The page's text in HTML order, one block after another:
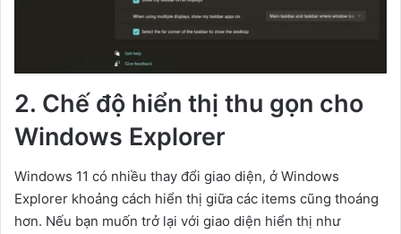
2. Chế độ hiển thị thu gọn cho
Windows Explorer
Windows 11 có nhiều thay đổi giao diện, ở Windows
Explorer khoảng cách hiển thị giữa các items cũng thoáng
hơn. Nếu bạn muốn trở lại với giao diện hiển thị như